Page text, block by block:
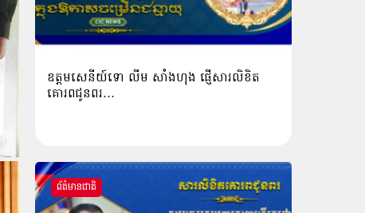
ឧត្តមសេនីយ៍ទោ លីម​ សាំង​ហុង​ ផ្ញើសារលិខិត
គោរពជូនពរ…
ព័ត៌មានជាតិ